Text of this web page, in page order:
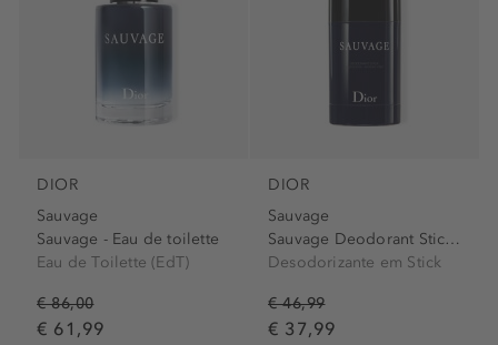
DIOR
Sauvage
Sauvage - Eau de toilette
Eau de Toilette (EdT)
€ 86,00
€ 61,99
DIOR
Sauvage
Sauvage Deodorant Stick - Desodorizante em Stick
Desodorizante em Stick
€ 46,99
€ 37,99